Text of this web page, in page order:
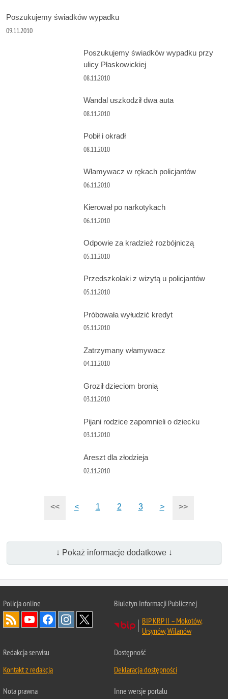
Poszukujemy świadków wypadku
09.11.2010
Poszukujemy świadków wypadku przy
ulicy Płaskowickiej
08.11.2010
Wandal uszkodził dwa auta
08.11.2010
Pobił i okradł
08.11.2010
Włamywacz w rękach policjantów
06.11.2010
Kierował po narkotykach
06.11.2010
Odpowie za kradzież rozbójniczą
05.11.2010
Przedszkolaki z wizytą u policjantów
05.11.2010
Próbowała wyłudzić kredyt
05.11.2010
Zatrzymany włamywacz
04.11.2010
Groził dzieciom bronią
03.11.2010
Pijani rodzice zapomnieli o dziecku
03.11.2010
Areszt dla złodzieja
02.11.2010
<< < 1 2 3 > >>
↓ Pokaż informacje dodatkowe ↓
Policja online
Biuletyn Informacji Publicznej
BIP KRP II – Mokotów,
Ursynów, Wilanów
Redakcja serwisu
Kontakt z redakcją
Dostępność
Deklaracja dostępności
Nota prawna
Inne wersje portalu